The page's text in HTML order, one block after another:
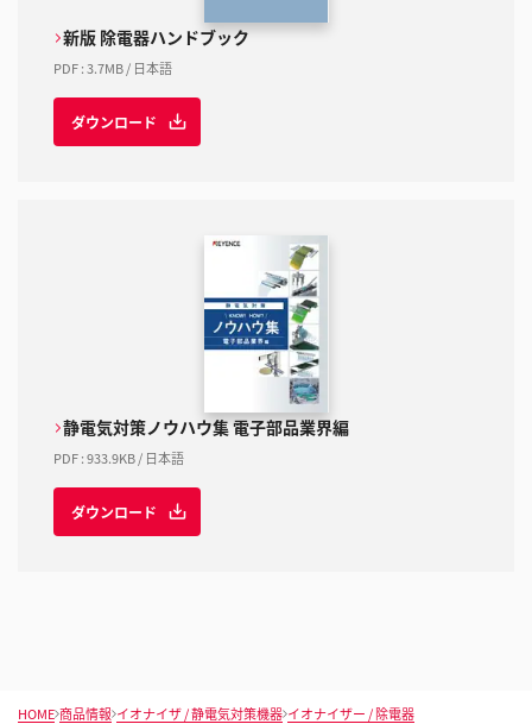
新版 除電器ハンドブック
PDF:3.7MB/ 日本語
ダウンロード
静電気対策ノウハウ集 電子部品業界編
PDF:933.9KB/ 日本語
ダウンロード
HOME 商品情報 イオナイザ / 静電気対策機器 イオナイザー / 除電器